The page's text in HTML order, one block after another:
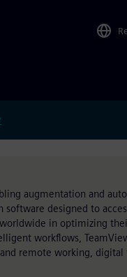
augmentation and
designed to
in optimizing
workflows,
remote working, digital